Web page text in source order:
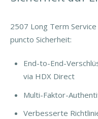
2507 Long Term
puncto Sicherheit:
End-to-End-
via HDX Direct
Multi-Faktor-
Verbesserte